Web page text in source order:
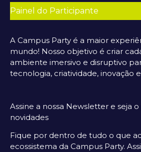
Painel do Participante
A Campus Party é a maior
mundo! Nosso objetivo é criar
ambiente imersivo e disruptivo
tecnologia, criatividade, inovação
Assine a nossa Newsletter e seja
novidades
Fique por dentro de tudo o que
ecossistema da Campus Party.